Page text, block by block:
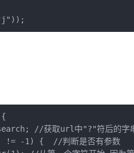
{
//获取url中"?"符后的字
-1) {  //判断是否有参数